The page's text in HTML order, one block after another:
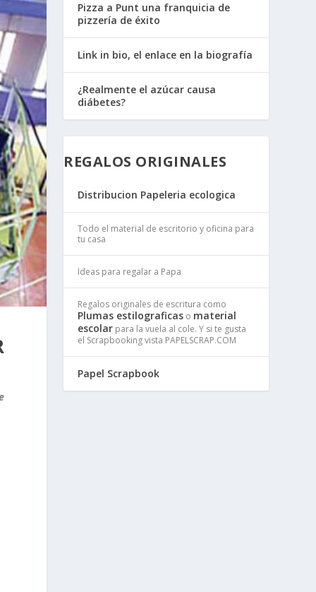
Pizza a Punt una franquicia de
pizzería de éxito
Link in bio, el enlace en la biografía
¿Realmente el azúcar causa
diábetes?
REGALOS ORIGINALES
Distribucion Papeleria ecologica
Todo el material de escritorio y oficina para
tu casa
Ideas para regalar a Papa
Regalos originales de escritura como
Plumas estilograficas o material
escolar para la vuela al cole. Y si te gusta
el Scrapbooking vista PAPELSCRAP.COM
Papel Scrapbook